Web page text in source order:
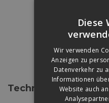
ZIEGELROT
Technische Daten
Diese
Wir verwenden
Anzeigen zu
Datenverkehr zu
Informationen
Website auch